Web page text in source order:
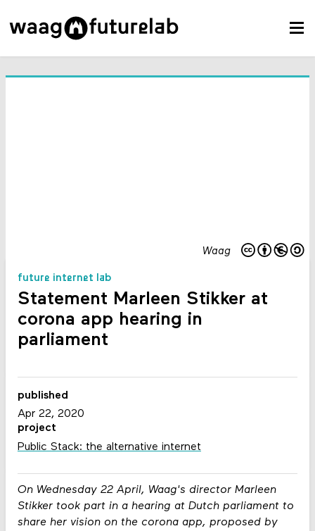
Waag
future internet lab
Statement Marleen Stikker at
corona app hearing in
parliament
On Wednesday 22 April, Waag's director Marleen
Stikker took part in a hearing at Dutch parliament to
share her vision on the corona app, proposed by
published
Apr 22, 2020
project
Public Stack: the alternative internet